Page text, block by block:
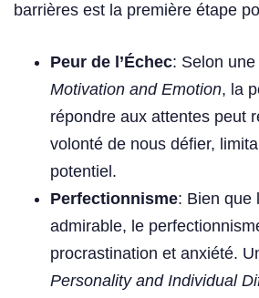
barrières est la première étape
Peur de l’Échec: Selon
Motivation and Emotion, la
répondre aux attentes peut
volonté de nous défier,
potentiel.
Perfectionnisme: Bien que
admirable, le
procrastination et anxiété.
Personality and Individual